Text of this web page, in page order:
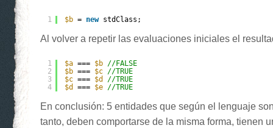
1 $b = new stdClass;
Al volver a repetir las evaluaciones iniciales el
1
2
3
4
$a === $b //FALSE
$b === $c //TRUE
$c === $d
//TRUE
$d
=== $e //TRUE
En conclusión: 5 entidades que según el lenguaje
tanto, deben comportarse de la misma forma, tienen